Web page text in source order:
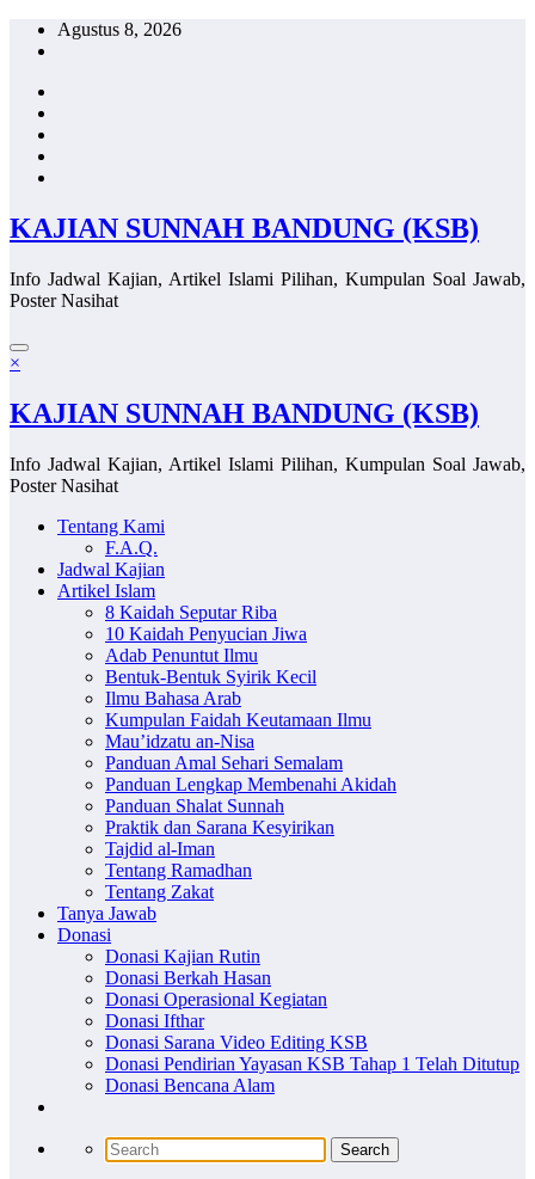
Skip
Agustus 8, 2026
KAJIAN SUNNAH BANDUNG (KSB)
Info Jadwal Kajian, Artikel Islami Pilihan, Kumpulan Soal Jawab,
Poster Nasihat
×
KAJIAN SUNNAH BANDUNG (KSB)
Info Jadwal Kajian, Artikel Islami Pilihan, Kumpulan Soal Jawab,
Poster Nasihat
Tentang Kami
F.A.Q.
Jadwal Kajian
Artikel Islam
8 Kaidah Seputar Riba
10 Kaidah Penyucian Jiwa
Adab Penuntut Ilmu
Bentuk-Bentuk Syirik Kecil
Ilmu Bahasa Arab
Kumpulan Faidah Keutamaan Ilmu
Mau’idzatu an-Nisa
Panduan Amal Sehari Semalam
Panduan Lengkap Membenahi Akidah
Panduan Shalat Sunnah
Praktik dan Sarana Kesyirikan
Tajdid al-Iman
Tentang Ramadhan
Tentang Zakat
Tanya Jawab
Donasi
Donasi Kajian Rutin
Donasi Berkah Hasan
Donasi Operasional Kegiatan
Donasi Ifthar
Donasi Sarana Video Editing KSB
Donasi Pendirian Yayasan KSB Tahap 1 Telah Ditutup
Donasi Bencana Alam